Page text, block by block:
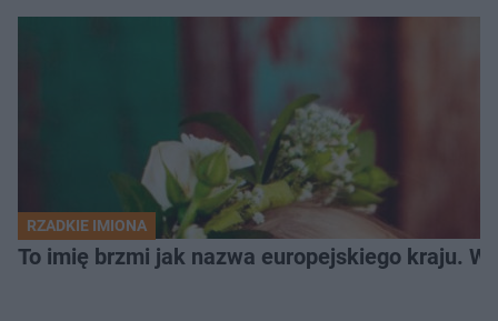
RZADKIE IMIONA
To imię brzmi jak nazwa europejskiego kraju.